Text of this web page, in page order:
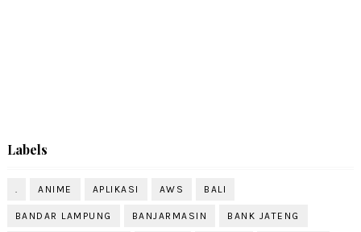
Labels
ANIME APLIKASI AWS BALI
BANDAR LAMPUNG BANJARMASIN BANK JATENG